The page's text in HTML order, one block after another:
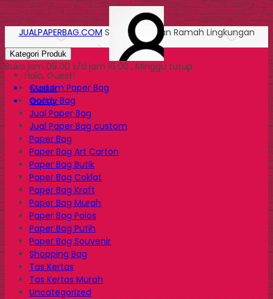
Halo, Guest!
Masuk
Daftar
JUALPAPERBAG.COM Solusi Kemasan Ramah Lingkungan
Kategori Produk
Buka jam 09.00 s/d jam 16.00 , Minggu tutup
Custom Paper Bag
Goody Bag
Jual Paper Bag
Jual Paper Bag custom
Paper Bag
Paper Bag Art Carton
Paper Bag Butik
Paper Bag Coklat
Paper Bag Kraft
Paper Bag Murah
Paper Bag Polos
Paper Bag Putih
Paper Bag Souvenir
Shopping Bag
Tas Kertas
Tas Kertas Murah
Uncategorized